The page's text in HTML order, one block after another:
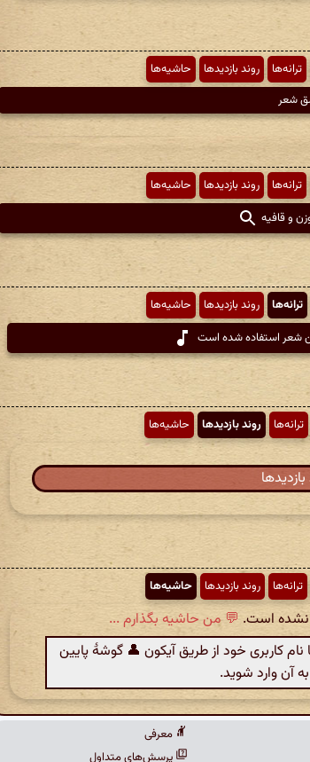
ترانه‌ها روند بازدیدها
حاشیه‌ها
شعر
ترانه‌ها روند بازدیدها
حاشیه‌ها
و قافیه
ترانه‌ها روند بازدیدها
حاشیه‌ها
شعر استفاده شده است
ترانه‌ها روند بازدیدها حاشیه‌ها
ترانه‌ها روند بازدیدها حاشیه‌ها
نشده است. 💬 من حاشیه بگذارم ...
نام کاربری خود از طریق آیکون 👤 گوشهٔ پایین
وارد شوید.
معرفی
پرسش‌های متداول